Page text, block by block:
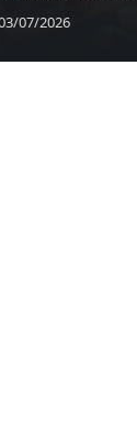
07/2026